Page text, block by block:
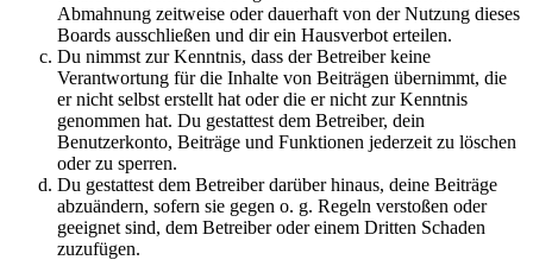
Abmahnung zeitweise oder dauerhaft von der Nutzung dieses
Boards ausschließen und dir ein Hausverbot erteilen.
Du nimmst zur Kenntnis, dass der Betreiber keine
Verantwortung für die Inhalte von Beiträgen übernimmt, die
er nicht selbst erstellt hat oder die er nicht zur Kenntnis
genommen hat. Du gestattest dem Betreiber, dein
Benutzerkonto, Beiträge und Funktionen jederzeit zu löschen
oder zu sperren.
Du gestattest dem Betreiber darüber hinaus, deine Beiträge
abzuändern, sofern sie gegen o. g. Regeln verstoßen oder
geeignet sind, dem Betreiber oder einem Dritten Schaden
zuzufügen.